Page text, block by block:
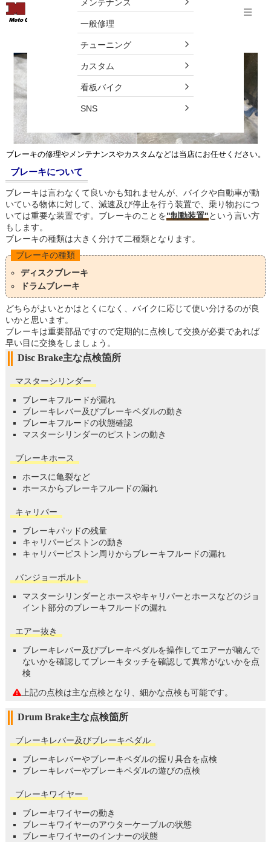
Menu menu
メンテナンス
一般修理
チューニング
カスタム
看板バイク
SNS
バイクのブレーキのメンテナンスはしてますか？
ブレーキの修理やメンテナンスやカスタムなどは当店にお任せください。
ブレーキについて
ブレーキは言わなくて良いかも知れませんが、バイクや自動車が動
いている物体に対して、減速及び停止を行う装置で、乗り物おにつ
いては重要な装置です。ブレーキのことを"制動装置"という言い方
もします。
ブレーキの種類は大きく分けて二種類となります。
ブレーキの種類
ディスクブレーキ
ドラムブレーキ
どちらがよいとかはとくになく、バイクに応じて使い分けるのが良
いかと思います。
ブレーキは重要部品ですので定期的に点検して交換が必要であれば
早い目に交換をしましょう。
Disc Brake主な点検箇所
マスターシリンダー
ブレーキフルードが漏れ
ブレーキレバー及びブレーキペダルの動き
ブレーキフルードの状態確認
マスターシリンダーのピストンの動き
ブレーキホース
ホースに亀裂など
ホースからブレーキフルードの漏れ
キャリパー
ブレーキパッドの残量
キャリパーピストンの動き
キャリパーピストン周りからブレーキフルードの漏れ
バンジョーボルト
マスターシリンダーとホースやキャリパーとホースなどのジョ
イント部分のブレーキフルードの漏れ
エアー抜き
ブレーキレバー及びブレーキペダルを操作してエアーが噛んで
ないかを確認してブレーキタッチを確認して異常がないかを点
検
上記の点検は主な点検となり、細かな点検も可能です。
Drum Brake主な点検箇所
ブレーキレバー及びブレーキペダル
ブレーキレバーやブレーキペダルの握り具合を点検
ブレーキレバーやブレーキペダルの遊びの点検
ブレーキワイヤー
ブレーキワイヤーの動き
ブレーキワイヤーのアウターケーブルの状態
ブレーキワイヤーのインナーの状態